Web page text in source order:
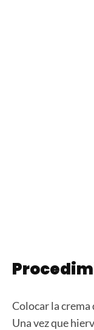
Colocar la crema
Una vez que